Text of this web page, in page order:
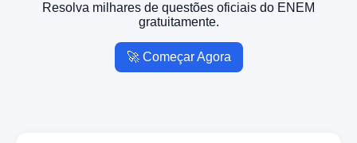
Resolva milhares de questões oficiais do ENEM
gratuitamente.
🚀 Começar Agora